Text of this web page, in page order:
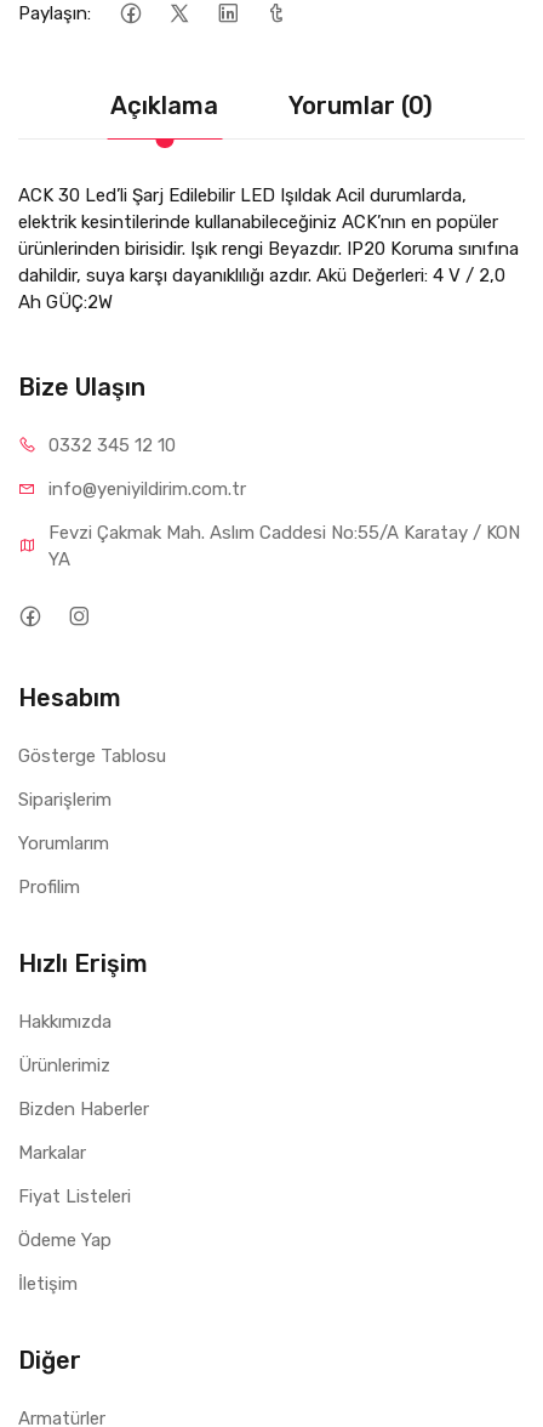
Paylaşın:
Açıklama Yorumlar (0)
ACK 30 Led’li Şarj Edilebilir LED Işıldak Acil durumlarda,
elektrik kesintilerinde kullanabileceğiniz ACK’nın en popüler
ürünlerinden birisidir. Işık rengi Beyazdır. IP20 Koruma sınıfına
dahildir, suya karşı dayanıklılığı azdır. Akü Değerleri: 4 V / 2,0
Ah GÜÇ:2W
Bize Ulaşın
0332 345 12 10
info@yeniyildirim.com.tr
Fevzi Çakmak Mah. Aslım Caddesi No:55/A Karatay / KON
YA
Hesabım
Gösterge Tablosu
Siparişlerim
Yorumlarım
Profilim
Hızlı Erişim
Hakkımızda
Ürünlerimiz
Bizden Haberler
Markalar
Fiyat Listeleri
Ödeme Yap
İletişim
Diğer
Armatürler